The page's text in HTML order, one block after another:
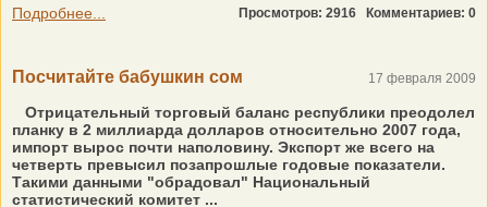
Подробнее...
Просмотров: 2916 Комментариев: 0
Посчитайте бабушкин сом 17 февраля 2009
Отрицательный торговый баланс республики преодолел
планку в 2 миллиарда долларов относительно 2007 года,
импорт вырос почти наполовину. Экспорт же всего на
четверть превысил позапрошлые годовые показатели.
Такими данными "обрадовал" Национальный
статистический комитет ...